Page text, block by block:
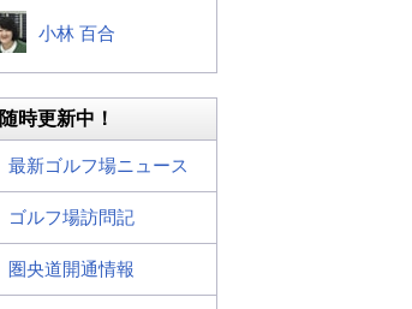
小林 百合
随時更新中！
最新ゴルフ場ニュース
ゴルフ場訪問記
圏央道開通情報